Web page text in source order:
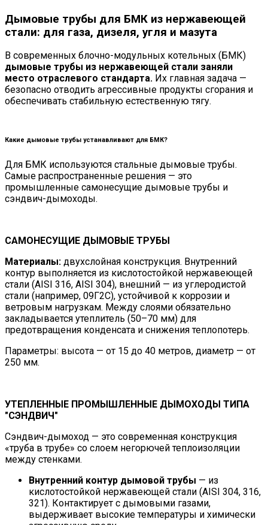
Дымовые трубы для БМК из нержавеющей
стали: для газа, дизеля, угля и мазута
В современных блочно-модульных котельных (БМК)
дымовые трубы из нержавеющей стали заняли
место отраслевого стандарта. Их главная задача —
безопасно отводить агрессивные продукты сгорания и
обеспечивать стабильную естественную тягу.
Какие дымовые трубы устанавливают для БМК?
Для БМК используются стальные дымовые трубы.
Самые распространенные решения — это
промышленные самонесущие дымовые трубы и
сэндвич-дымоходы.
САМОНЕСУЩИЕ ДЫМОВЫЕ ТРУБЫ
Материалы: двухслойная конструкция. Внутренний
контур выполняется из кислотостойкой нержавеющей
стали (AISI 316, AISI 304), внешний — из углеродистой
стали (например, 09Г2С), устойчивой к коррозии и
ветровым нагрузкам. Между слоями обязательно
закладывается утеплитель (50–70 мм) для
предотвращения конденсата и снижения теплопотерь.
Параметры: высота — от 15 до 40 метров, диаметр — от
250 мм.
УТЕПЛЕННЫЕ ПРОМЫШЛЕННЫЕ ДЫМОХОДЫ ТИПА
"СЭНДВИЧ"
Сэндвич-дымоход — это современная конструкция
«труба в трубе» со слоем негорючей теплоизоляции
между стенками.
Внутренний контур дымовой трубы — из
кислотостойкой нержавеющей стали (AISI 304, 316,
321). Контактирует с дымовыми газами,
выдерживает высокие температуры и химически